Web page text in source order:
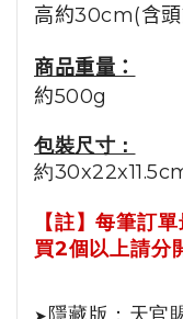
高約30cm(含頭
商品重量：
約500g
包裝尺寸：
約
【註】每筆訂
買2個以上請分